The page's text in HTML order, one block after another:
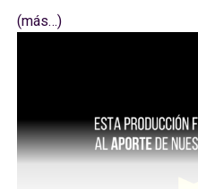
(más…)